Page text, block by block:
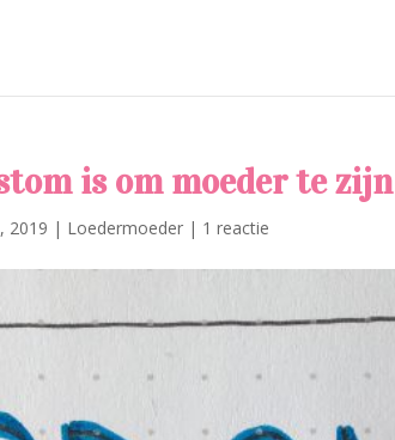
is om moeder te zijn
2019 | Loedermoeder | 1 reactie